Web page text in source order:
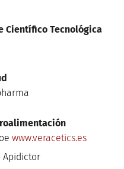
Científico Tecnológica
www.veracetics.es
Apidictor